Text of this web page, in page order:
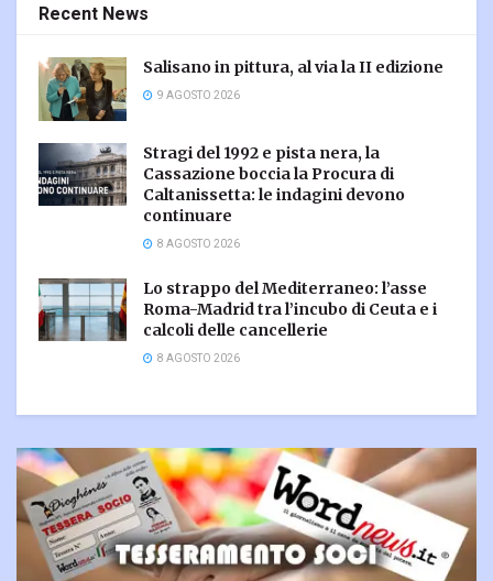
Recent News
Salisano in pittura, al via la II edizione
9 AGOSTO 2026
Stragi del 1992 e pista nera, la
Cassazione boccia la Procura di
Caltanissetta: le indagini devono
continuare
8 AGOSTO 2026
Lo strappo del Mediterraneo: l’asse
Roma-Madrid tra l’incubo di Ceuta e i
calcoli delle cancellerie
8 AGOSTO 2026